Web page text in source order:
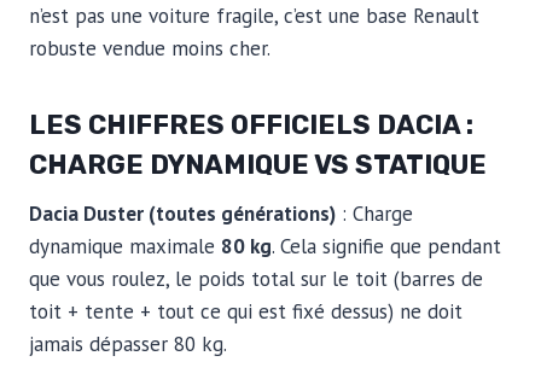
n’est pas une voiture fragile, c’est une base Renault
robuste vendue moins cher.
LES CHIFFRES OFFICIELS DACIA :
CHARGE DYNAMIQUE VS STATIQUE
Dacia Duster (toutes générations) : Charge
dynamique maximale 80 kg. Cela signifie que pendant
que vous roulez, le poids total sur le toit (barres de
toit + tente + tout ce qui est fixé dessus) ne doit
jamais dépasser 80 kg.